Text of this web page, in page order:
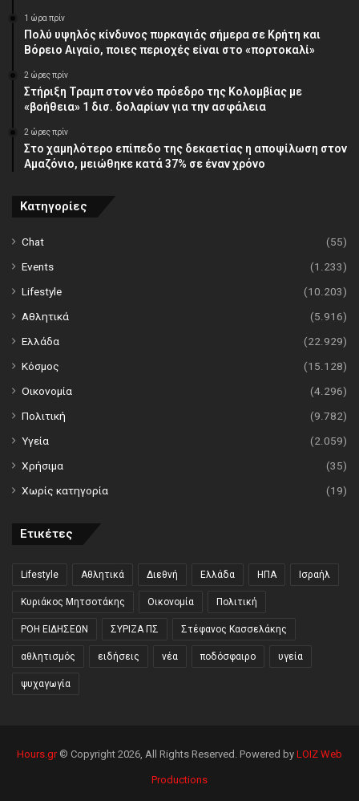
1 ώρα πρίν
Πολύ υψηλός κίνδυνος πυρκαγιάς σήμερα σε Κρήτη και
Βόρειο Αιγαίο, ποιες περιοχές είναι στο «πορτοκαλί»
2 ώρες πρίν
Στήριξη Τραμπ στον νέο πρόεδρο της Κολομβίας με
«βοήθεια» 1 δισ. δολαρίων για την ασφάλεια
2 ώρες πρίν
Στο χαμηλότερο επίπεδο της δεκαετίας η αποψίλωση στον
Αμαζόνιο, μειώθηκε κατά 37% σε έναν χρόνο
Κατηγορίες
Chat
(55)
Events
(1.233)
Lifestyle
(10.203)
Αθλητικά
(5.916)
Ελλάδα
(22.929)
Κόσμος
(15.128)
Οικονομία
(4.296)
Πολιτική
(9.782)
Υγεία
(2.059)
Χρήσιμα
(35)
Χωρίς κατηγορία
(19)
Ετικέτες
Lifestyle Αθλητικά Διεθνή Ελλάδα ΗΠΑ Ισραήλ
Κυριάκος Μητσοτάκης Οικονομία Πολιτική
ΡΟΗ ΕΙΔΗΣΕΩΝ ΣΥΡΙΖΑ ΠΣ Στέφανος Κασσελάκης
αθλητισμός ειδήσεις νέα ποδόσφαιρο υγεία
ψυχαγωγία
Hours.gr© Copyright 2026, All Rights Reserved. Powered by LOIZ Web
Productions